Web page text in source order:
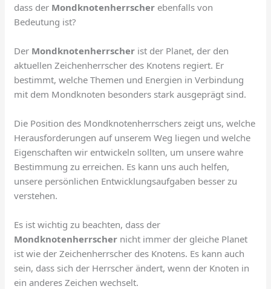
dass der Mondknotenherrscher ebenfalls von
Bedeutung ist?
Der Mondknotenherrscher ist der Planet, der den
aktuellen Zeichenherrscher des Knotens regiert. Er
bestimmt, welche Themen und Energien in Verbindung
mit dem Mondknoten besonders stark ausgeprägt sind.
Die Position des Mondknotenherrschers zeigt uns, welche
Herausforderungen auf unserem Weg liegen und welche
Eigenschaften wir entwickeln sollten, um unsere wahre
Bestimmung zu erreichen. Es kann uns auch helfen,
unsere persönlichen Entwicklungsaufgaben besser zu
verstehen.
Es ist wichtig zu beachten, dass der
Mondknotenherrscher nicht immer der gleiche Planet
ist wie der Zeichenherrscher des Knotens. Es kann auch
sein, dass sich der Herrscher ändert, wenn der Knoten in
ein anderes Zeichen wechselt.